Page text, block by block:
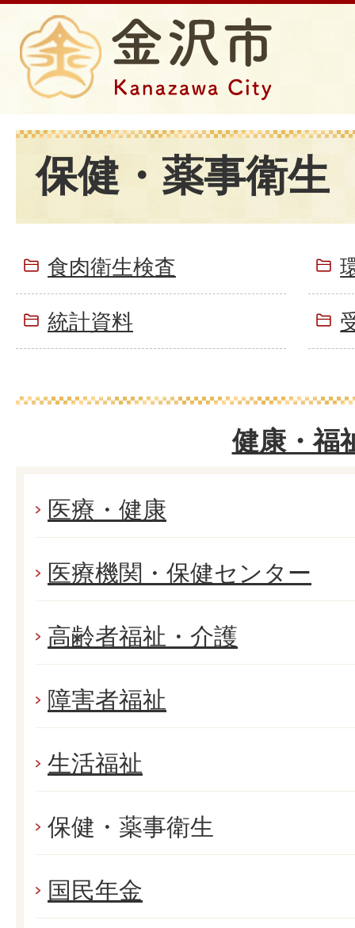
保健・薬事衛生
食肉衛生検査
統計資料
健康・福
医療・健康
医療機関・保健センター
高齢者福祉・介護
障害者福祉
生活福祉
保健・薬事衛生
国民年金